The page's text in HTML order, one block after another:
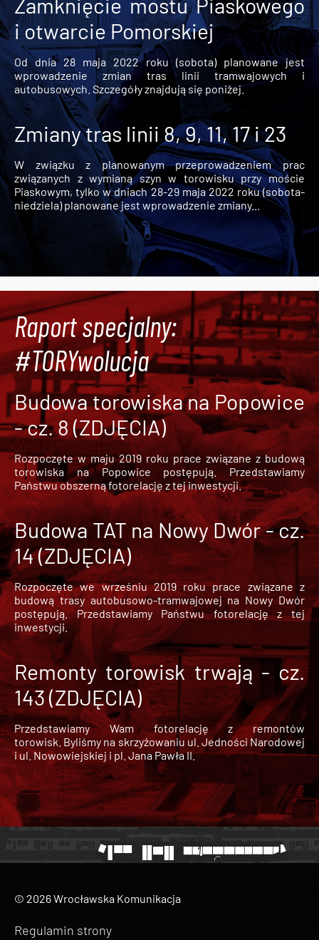
i otwarcie Pomorskiej
Od dnia 28 maja 2022 roku (sobota) planowane jest
wprowadzenie zmian tras linii tramwajowych i
autobusowych. Szczegóły znajdują się poniżej.
Zmiany tras linii 8, 9, 11, 17 i 23
W związku z planowanym przeprowadzeniem prac
związanych z wymianą szyn w torowisku przy moście
Piaskowym, tylko w dniach 28-29 maja 2022 roku (sobota-
niedziela) planowane jest wprowadzenie zmiany...
Raport specjalny:
#TORYwolucja
Budowa torowiska na Popowice
- cz. 8 (ZDJĘCIA)
Rozpoczęte w maju 2019 roku prace związane z budową
torowiska na Popowice
postępują. Przedstawiamy
Państwu obszerną fotorelację z tej inwestycji.
Budowa TAT na Nowy Dwór - cz.
14 (ZDJĘCIA)
Rozpoczęte we wrześniu 2019 roku prace związane z
budową trasy autobusowo-tramwajowej na Nowy Dwór
postępują. Przedstawiamy Państwu fotorelację z tej
inwestycji.
Remonty torowisk trwają - cz.
143 (ZDJĘCIA)
Przedstawiamy Wam fotorelację z remontów
torowisk. Byliśmy na skrzyżowaniu ul. Jedności Narodowej
i ul. Nowowiejskiej i pl. Jana Pawła II.
© 2026 Wrocławska Komunikacja
Regulamin strony